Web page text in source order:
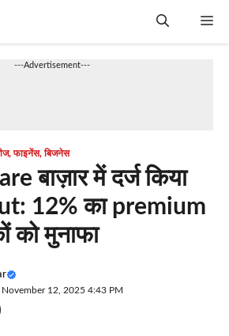
---Advertisement---
,फाइनेंस,बिजनेस
बाज़ार में दर्ज किया
12% का premium
को मुनाफा
12, 2025 4:43 PM